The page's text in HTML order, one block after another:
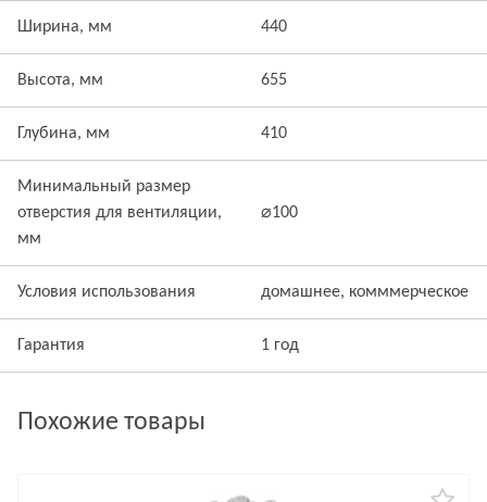
Ширина, мм 440
Высота, мм 655
Глубина, мм 410
Минимальный размер
отверстия для вентиляции,
мм
⌀100
Условия использования домашнее, комммерческое
Гарантия 1 год
Похожие товары